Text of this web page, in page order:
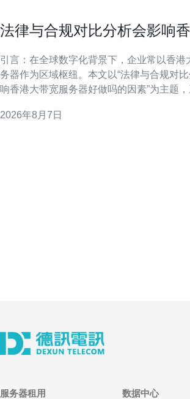
法律与合规对比分析会影响
引言：在全球数字化背景下，企业常以香港
务器作为区域枢纽。本文以“法律与合规对
响香港大带宽服务器好做吗的因素”为主题
遇与风险。 法律框架与监管要求概述 香港及相关司法
2026年8月7日
服务器租用 数据中心